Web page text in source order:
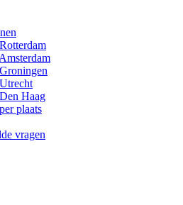
Haag
plaats
vragen